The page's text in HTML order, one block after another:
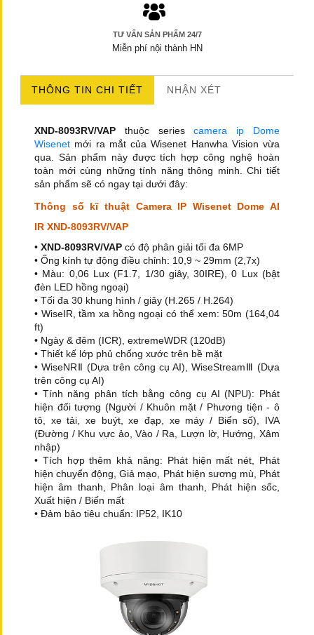
TƯ VẤN SẢN PHẨM 24/7
Miễn phí nội thành HN
THÔNG TIN CHI TIẾT NHẬN XÉT
XND-8093RV/VAP thuộc seriescamera ip Dome
Wisenet mới ra mắt của Wisenet Hanwha Vision vừa
qua. Sản phẩm này được tích hợp công nghệ hoàn
toàn mới cùng những tính năng thông minh. Chi tiết
sản phẩm sẽ có ngay tại dưới đây:
Thông số kĩ thuật Camera IP Wisenet Dome AI
IR XND-8093RV/VAP
• XND-8093RV/VAP có độ phân giải tối đa 6MP
• Ống kính tự động điều chỉnh: 10,9 ~ 29mm (2,7x)
• Màu: 0,06 Lux (F1.7, 1/30 giây, 30IRE), 0 Lux (bật
đèn LED hồng ngoại)
• Tối đa 30 khung hình / giây (H.265 / H.264)
• WiseIR, tầm xa hồng ngoại có thể xem: 50m (164,04
ft)
• Ngày & đêm (ICR), extremeWDR (120dB)
• Thiết kế lớp phủ chống xước trên bề mặt
• WiseNRⅡ (Dựa trên công cụ AI), WiseStreamⅢ (Dựa
trên công cụ AI)
• Tính năng phân tích bằng công cụ AI (NPU): Phát
hiện đối tượng (Người / Khuôn mặt / Phương tiện - ô
tô, xe tải, xe buýt, xe đạp, xe máy / Biển số), IVA
(Đường / Khu vực ảo, Vào / Ra, Lượn lờ, Hướng, Xâm
nhập)
• Tích hợp thêm khả năng: Phát hiện mất nét, Phát
hiện chuyển động, Giả mạo, Phát hiện sương mù, Phát
hiện âm thanh, Phân loại âm thanh, Phát hiện sốc,
Xuất hiện / Biến mất
• Đảm bảo tiêu chuẩn: IP52, IK10